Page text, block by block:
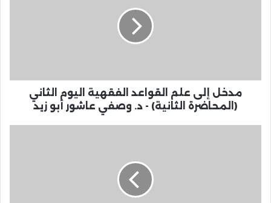
مدخل إلى علم القواعد الفقهية اليوم الثاني
(المحاضرة الثانية) - د. وصفي عاشور أبو زيد